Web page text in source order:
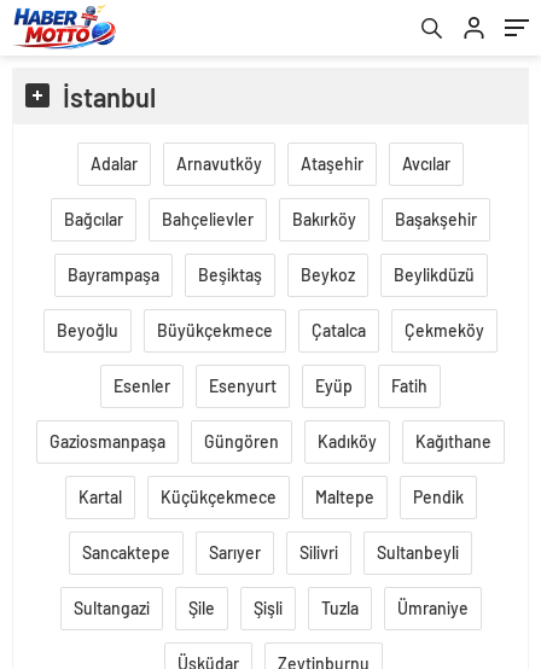
İstanbul
Adalar Arnavutköy Ataşehir Avcılar
Bağcılar Bahçelievler Bakırköy Başakşehir
Bayrampaşa Beşiktaş Beykoz Beylikdüzü
Beyoğlu Büyükçekmece Çatalca Çekmeköy
Esenler Esenyurt Eyüp Fatih
Gaziosmanpaşa Güngören Kadıköy Kağıthane
Kartal Küçükçekmece Maltepe Pendik
Sancaktepe Sarıyer Silivri Sultanbeyli
Sultangazi Şile Şişli Tuzla Ümraniye
Üsküdar Zeytinburnu